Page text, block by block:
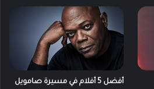
أفضل 5 أفلام في مسيرة صامويل